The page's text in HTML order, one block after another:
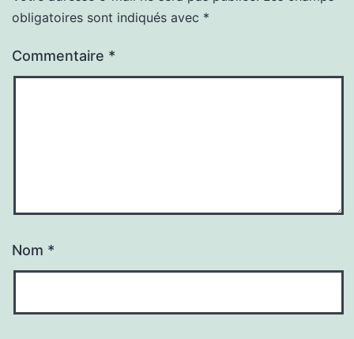
obligatoires sont indiqués avec *
Commentaire *
Nom *